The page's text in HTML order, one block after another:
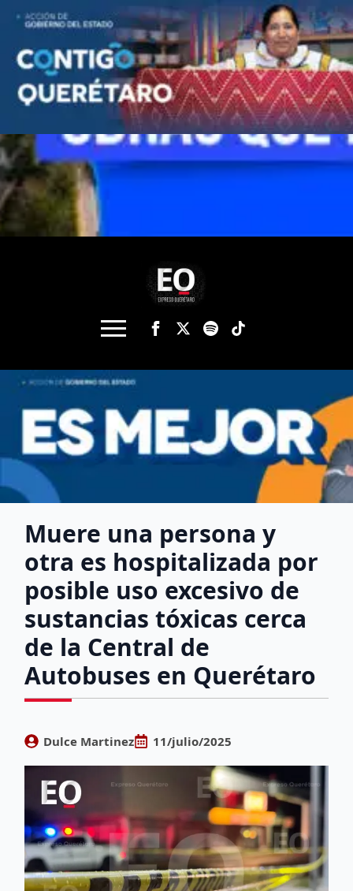
Muere una persona y
otra es hospitalizada por
posible uso excesivo de
sustancias tóxicas cerca
de la Central de
Autobuses en Querétaro
Dulce Martinez 11/julio/2025